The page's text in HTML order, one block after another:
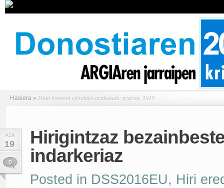
Hasiera » Data honetan egindako artikuluak: azaroa, 2015
AZA
19
0
Hirigintzaz
indarkeriaz
Posted in DSS2016EU, Hiri